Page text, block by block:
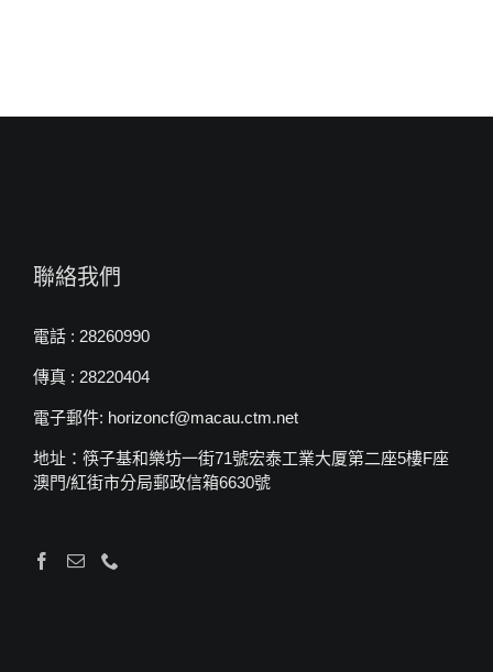
聯絡我們
電話 : 28260990
傳真 : 28220404
電子郵件: horizoncf@macau.ctm.net
地址：筷子基和樂坊一街71號宏泰工業大厦第二座5樓F座
澳門/紅街市分局郵政信箱6630號